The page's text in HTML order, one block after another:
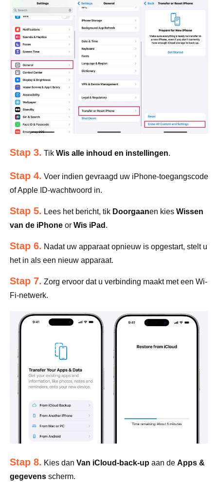
Stap 3. Tik Wis alle inhoud en instellingen.
Stap 4. Voer indien gevraagd uw iPhone-toegangscode
of Apple ID-wachtwoord in.
Stap 5. Lees het bericht, tik Doorgaanen kies Wissen
van de iPhone or Wis iPad .
Stap 6. Nadat uw apparaat opnieuw is opgestart, stelt u
het in als een nieuw apparaat.
Stap 7. Zorg ervoor dat u verbinding maakt met een Wi-
Fi-netwerk.
Stap 8. Kies dan Van iCloud-back-up aan de Apps &
gegevens scherm.